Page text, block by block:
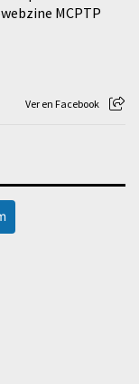
MCPTP
Ver en Facebook